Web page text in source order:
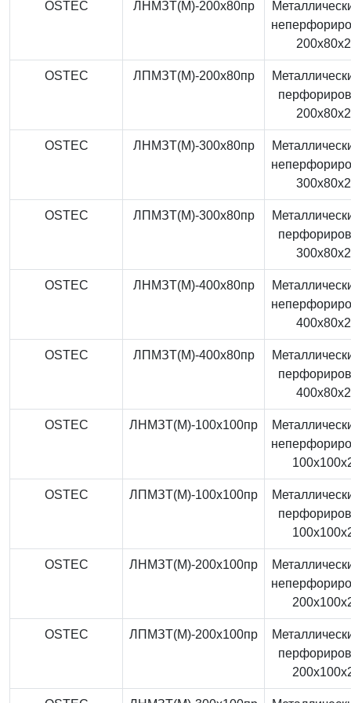
OSTEC ЛНМЗТ(М)-200x80пр
OSTEC ЛПМЗТ(М)-200x80пр
OSTEC ЛНМЗТ(М)-300x80пр
OSTEC ЛПМЗТ(М)-300x80пр
OSTEC ЛНМЗТ(М)-400x80пр
OSTEC ЛПМЗТ(М)-400x80пр
OSTEC ЛНМЗТ(М)-100x100пр
OSTEC ЛПМЗТ(М)-100x100пр
OSTEC ЛНМЗТ(М)-200x100пр
OSTEC ЛПМЗТ(М)-200x100пр